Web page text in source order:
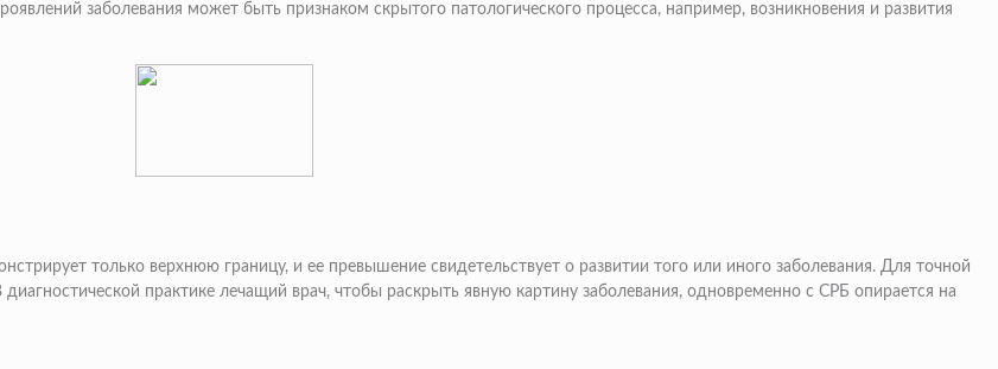
заболевания может быть признаком скрытого патологического процесса, например, возникновения и развития
только верхнюю границу, и ее превышение свидетельствует о развитии того или иного заболевания. Для точной
практике лечащий врач, чтобы раскрыть явную картину заболевания, одновременно с СРБ опирается на